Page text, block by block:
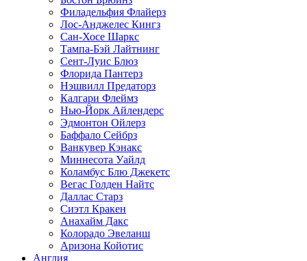
Филадельфия Флайерз
Лос-Анджелес Кингз
Сан-Хосе Шаркс
Тампа-Бэй Лайтнинг
Сент-Луис Блюз
Флорида Пантерз
Нэшвилл Предаторз
Калгари Флеймз
Нью-Йорк Айлендерс
Эдмонтон Ойлерз
Баффало Сейбрз
Ванкувер Кэнакс
Миннесота Уайлд
Коламбус Блю Джекетс
Вегас Голден Найтс
Даллас Старз
Сиэтл Кракен
Анахайм Дакс
Колорадо Эвеланш
Аризона Койотис
Англия